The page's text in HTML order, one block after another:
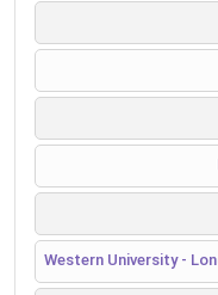
Western University -